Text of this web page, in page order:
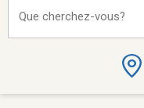
Que cherchez-vous?